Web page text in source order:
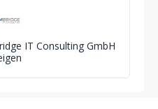
IT Consulting GmbH